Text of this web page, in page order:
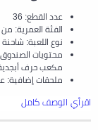
عدد القطع: 36
الفئة العمرية:
نوع اللعبة:
مكعب حرف
ملحقات إضافية:
اقرأي الوصف كامل